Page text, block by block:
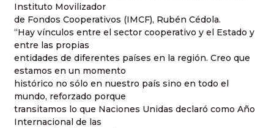
Instituto Movilizador
de Fondos Cooperativos (IMCF), Rubén Cédola.
“Hay vínculos entre el sector cooperativo y el Estado y
entre las propias
entidades de diferentes países en la región. Creo que
estamos en un momento
histórico no sólo en nuestro país sino en todo el
mundo, reforzado porque
transitamos lo que Naciones Unidas declaró como Año
Internacional de las